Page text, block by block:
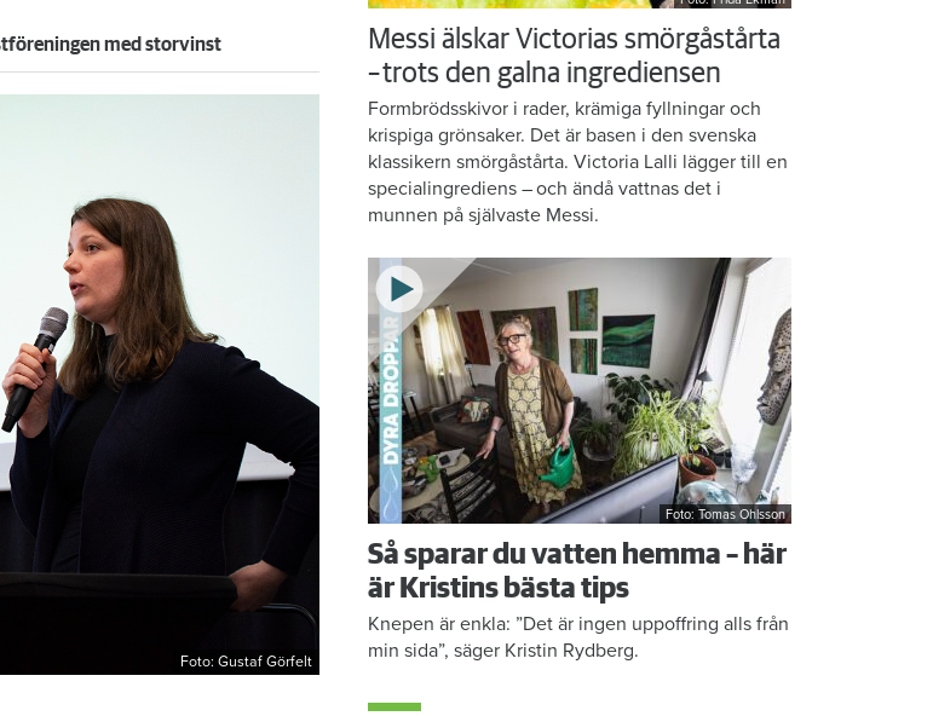
med storvinst
Foto: Gustaf Görfelt
Messi älskar Victorias smörgåstårta
– trots den galna ingrediensen
Formbrödsskivor i rader, krämiga fyllningar och
krispiga grönsaker. Det är basen i den svenska
klassikern smörgåstårta. Victoria Lalli lägger till en
specialingrediens – och ändå vattnas det i
munnen på självaste Messi.
Foto: Tomas Ohlsson
Så sparar du vatten hemma – här
är Kristins bästa tips
Knepen är enkla: ”Det är ingen uppoffring alls från
min sida”, säger Kristin Rydberg.